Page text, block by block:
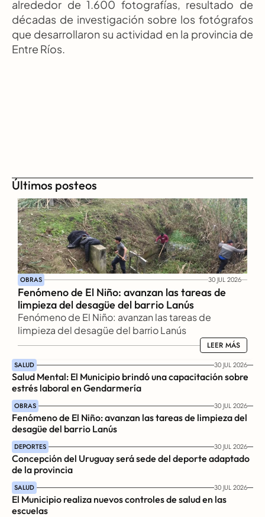
alrededor de 1.600 fotografías, resultado de
décadas de investigación sobre los fotógrafos
que desarrollaron su actividad en la provincia de
Entre Ríos.
Últimos posteos
OBRAS 30 JUL 2026
Fenómeno de El Niño: avanzan las tareas de
limpieza del desagüe del barrio Lanús
Fenómeno de El Niño: avanzan las tareas de
limpieza del desagüe del barrio Lanús
LEER MÁS
LEER MÁS
SALUD 30 JUL 2026
Salud Mental: El Municipio brindó una capacitación sobre
estrés laboral en Gendarmería
OBRAS 30 JUL 2026
Fenómeno de El Niño: avanzan las tareas de limpieza del
desagüe del barrio Lanús
DEPORTES 30 JUL 2026
Concepción del Uruguay será sede del deporte adaptado
de la provincia
SALUD 30 JUL 2026
El Municipio realiza nuevos controles de salud en las
escuelas